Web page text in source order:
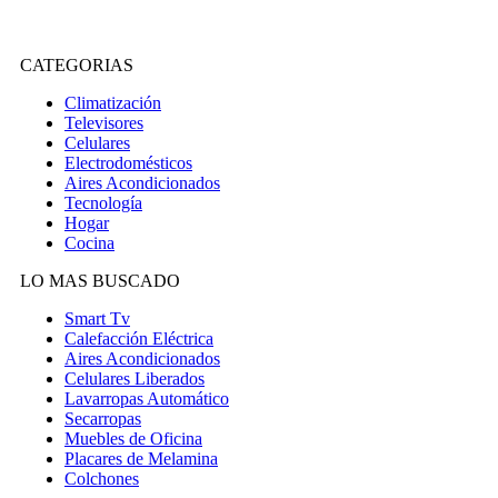
CATEGORIAS
Climatización
Televisores
Celulares
Electrodomésticos
Aires Acondicionados
Tecnología
Hogar
Cocina
LO MAS BUSCADO
Smart Tv
Calefacción Eléctrica
Aires Acondicionados
Celulares Liberados
Lavarropas Automático
Secarropas
Muebles de Oficina
Placares de Melamina
Colchones